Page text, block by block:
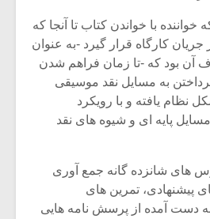
با خواندن کتاب تا آنجا که
کارگاه قرار گیرد -به عنوان
آن بود که -تا زمان فراهم شدن
پرداختن به مسایل نقد موسیقی
نظام یافته و با رویکرد
پایه ای و شیوه های نقد
های شانزده گانه جمع آوری
پیشنهادی، تمرین های
دست آمده از پرسش نامه هایی